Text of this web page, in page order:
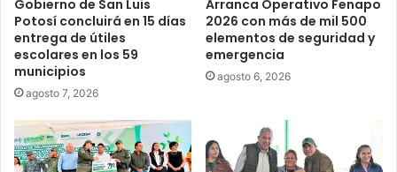
Gobierno de San Luis
Potosí concluirá en 15 días
entrega de útiles
escolares en los 59
municipios
agosto 7, 2026
Arranca Operativo Fenapo
2026 con más de mil 500
elementos de seguridad y
emergencia
agosto 6, 2026